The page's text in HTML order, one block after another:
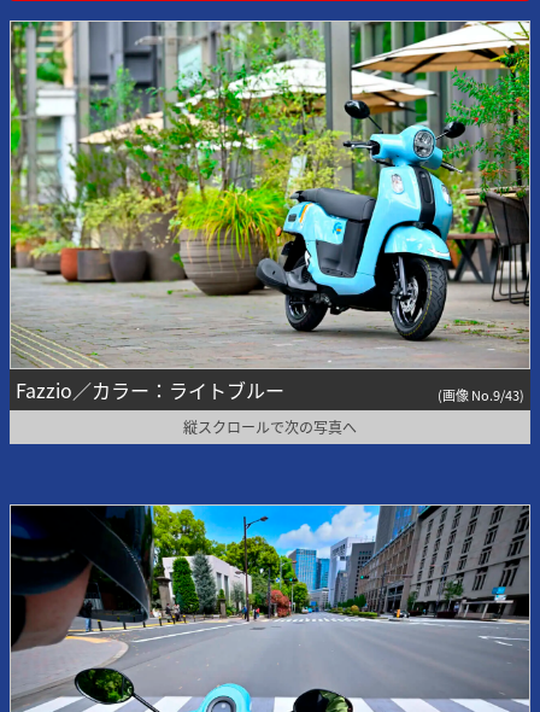
Fazzio／カラー：ライトブルー (画像 No.9/43)
縦スクロールで次の写真へ